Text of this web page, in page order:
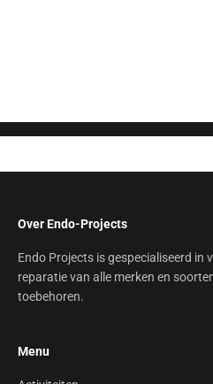
Over Endo-Projects
Endo Projects is gespecialiseerd in
reparatie van alle merken en
toebehoren.
Menu